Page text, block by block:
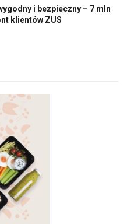
i bezpieczny – 7 mln
klientów ZUS